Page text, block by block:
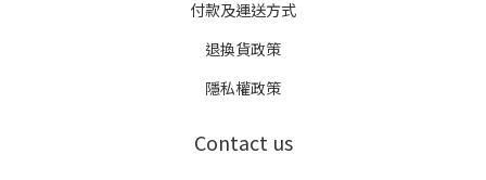
付款及運送方式
退換貨政策
隱私權政策
Contact us